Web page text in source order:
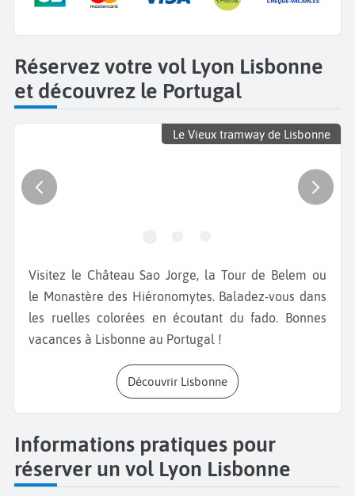
Réservez votre vol Lyon Lisbonne
et découvrez le Portugal
Le Vieux tramway de Lisbonne
Visitez le Château Sao Jorge, la Tour de Belem ou
le Monastère des Hiéronomytes. Baladez-vous dans
les ruelles colorées en écoutant du fado. Bonnes
vacances à Lisbonne au Portugal !
Découvrir Lisbonne
Informations pratiques pour
réserver un vol Lyon Lisbonne